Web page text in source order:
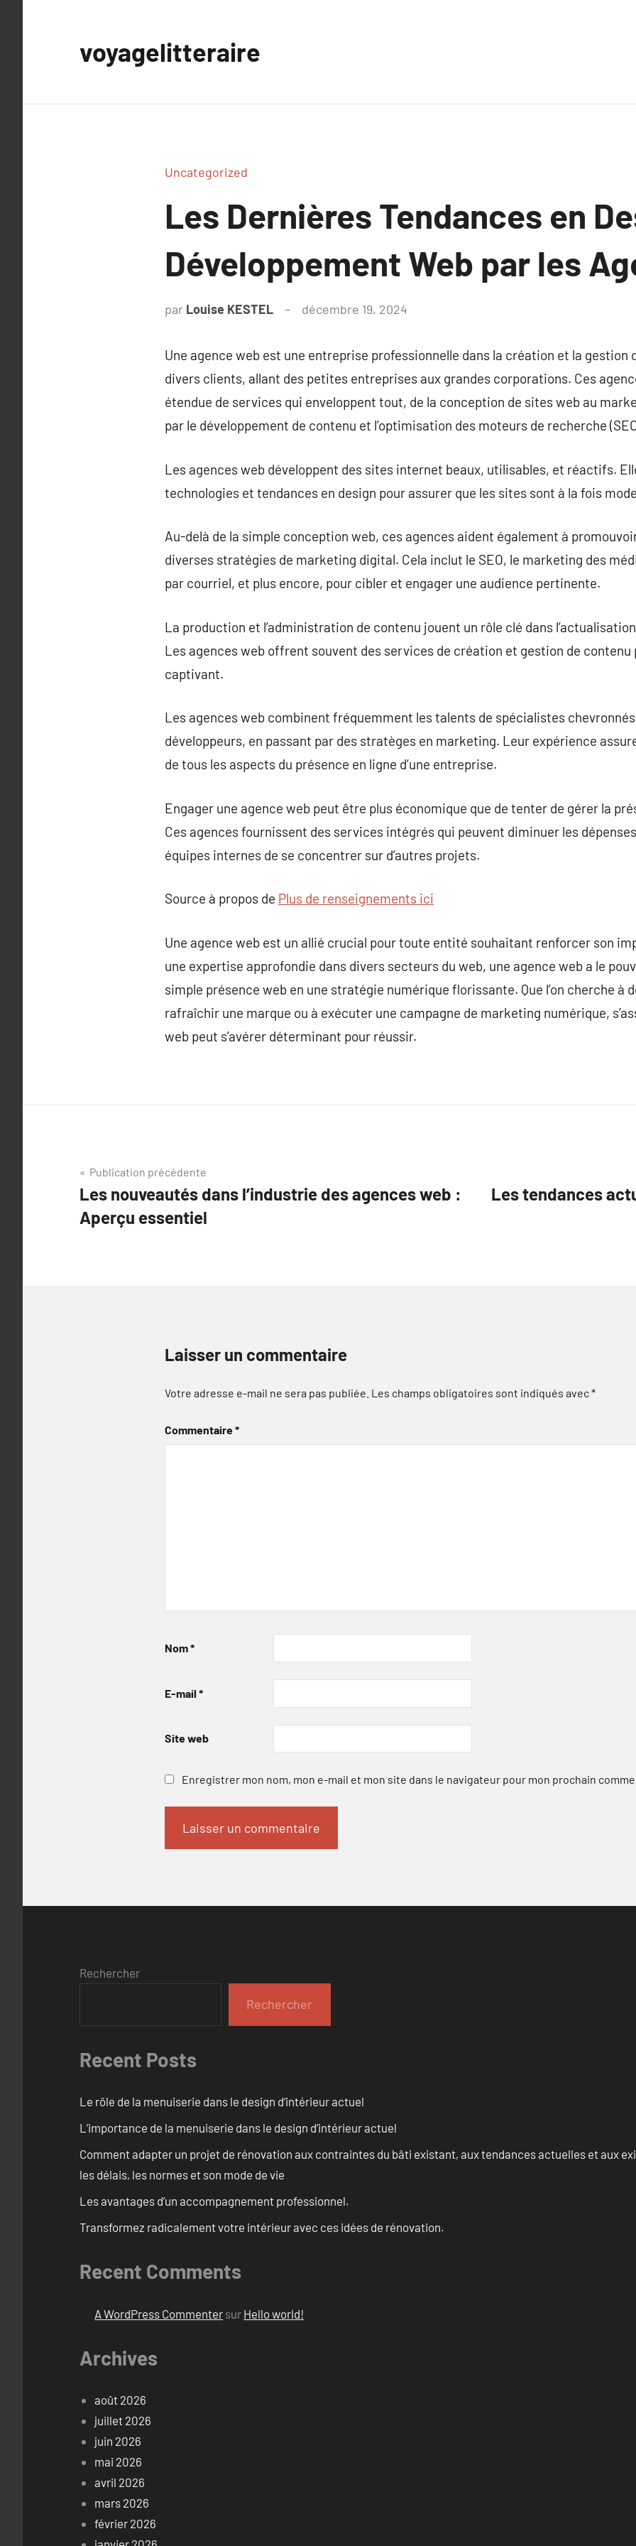
voyagelitteraire
Uncategorized
Les Dernières Tendances en
Développement Web par les
par Louise KESTEL décembre 19, 2024
Une agence web est une entreprise professionnelle dans la création et la gestion
divers clients, allant des petites entreprises aux grandes corporations. Ces
étendue de services qui enveloppent tout, de la conception de sites web au
par le développement de contenu et l’optimisation des moteurs de recherche
Les agences web développent des sites internet beaux, utilisables, et réactifs.
technologies et tendances en design pour assurer que les sites sont à la fois
Au-delà de la simple conception web, ces agences aident également à
diverses stratégies de marketing digital. Cela inclut le SEO, le marketing des
par courriel, et plus encore, pour cibler et engager une audience pertinente.
La production et l’administration de contenu jouent un rôle clé dans
Les agences web offrent souvent des services de création et gestion de
captivant.
Les agences web combinent fréquemment les talents de spécialistes
développeurs, en passant par des stratèges en marketing. Leur expérience
de tous les aspects du présence en ligne d’une entreprise.
Engager une agence web peut être plus économique que de tenter de gérer la
Ces agences fournissent des services intégrés qui peuvent diminuer les
équipes internes de se concentrer sur d’autres projets.
Source à propos de Plus de renseignements ici
Une agence web est un allié crucial pour toute entité souhaitant renforcer son
une expertise approfondie dans divers secteurs du web, une agence web a le
simple présence web en une stratégie numérique florissante. Que l’on cherche à
rafraîchir une marque ou à exécuter une campagne de marketing numérique,
web peut s’avérer déterminant pour réussir.
Navigation
de
l’article
Publication précédente
Les nouveautés dans l’industrie des agences web :
Aperçu essentiel
Les tendances
Laisser un commentaire
Votre adresse e-mail ne sera pas publiée. Les champs obligatoires sont indiqués avec*
Commentaire*
Nom*
E-mail *
Site web
Enregistrer mon nom, mon e-mail et mon site dans le navigateur pour mon prochain
Rechercher
Rechercher
Recent Posts
Le rôle de la menuiserie dans le design d’intérieur actuel
L’importance de la menuiserie dans le design d’intérieur actuel
Comment adapter un projet de rénovation aux contraintes du bâti existant, aux tendances actuelles et aux
les délais, les normes et son mode de vie
Les avantages d’un accompagnement professionnel.
Transformez radicalement votre intérieur avec ces idées de rénovation.
Recent Comments
A WordPress Commenter sur Hello world!
Archives
août 2026
juillet 2026
juin 2026
mai 2026
avril 2026
mars 2026
février 2026